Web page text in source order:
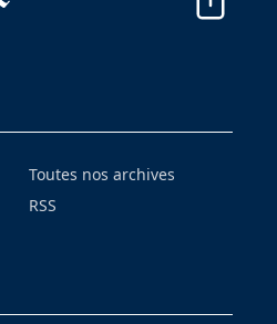
Toutes nos archives
RSS